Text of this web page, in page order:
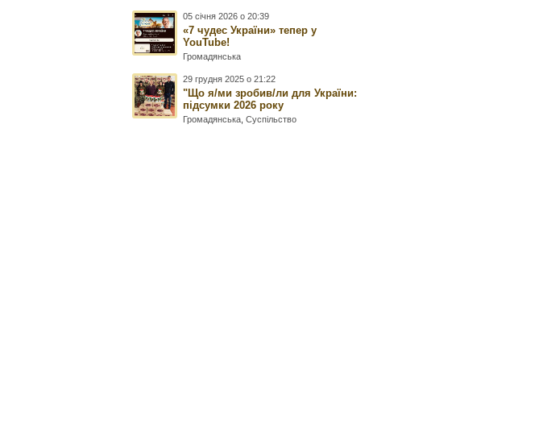
05 січня 2026 о 20:39
«7 чудес України» тепер у
YouTube!
Громадянська
29 грудня 2025 о 21:22
"Що я/ми зробив/ли для України:
підсумки 2026 року
Громадянська ,Суспільство